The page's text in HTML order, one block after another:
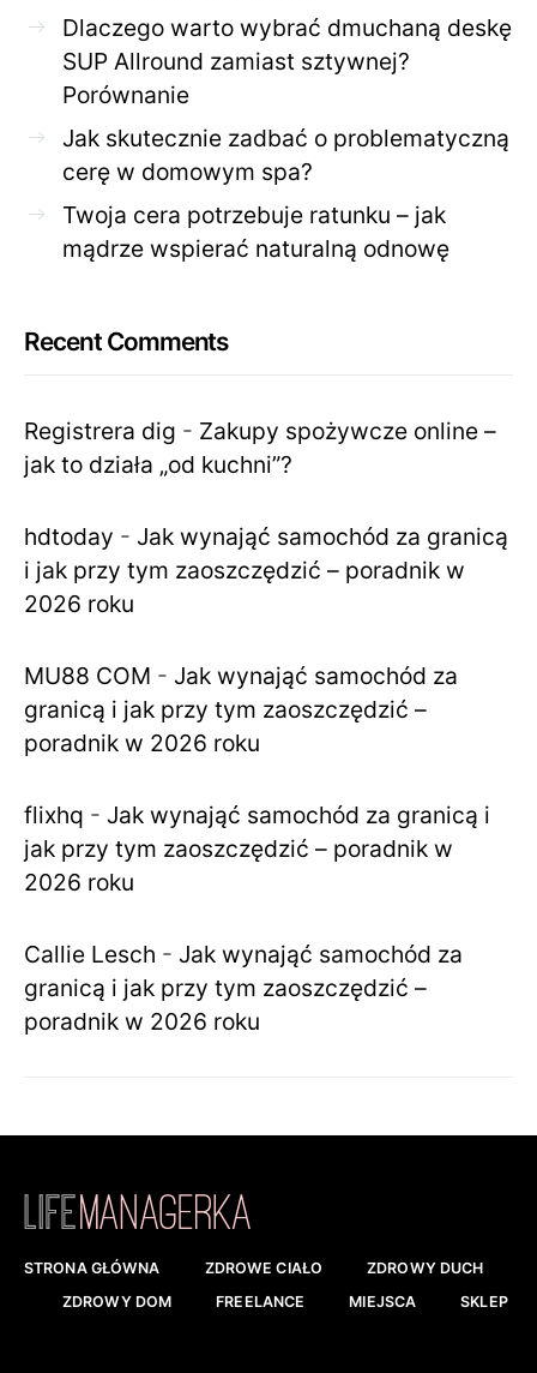
Dlaczego warto wybrać dmuchaną deskę
SUP Allround zamiast sztywnej?
Porównanie
Jak skutecznie zadbać o problematyczną
cerę w domowym spa?
Twoja cera potrzebuje ratunku – jak
mądrze wspierać naturalną odnowę
Recent Comments
Registrera dig - Zakupy spożywcze online –
jak to działa „od kuchni”?
hdtoday - Jak wynająć samochód za granicą
i jak przy tym zaoszczędzić – poradnik w
2026 roku
MU88 COM - Jak wynająć samochód za
granicą i jak przy tym zaoszczędzić –
poradnik w 2026 roku
flixhq - Jak wynająć samochód za granicą i
jak przy tym zaoszczędzić – poradnik w
2026 roku
Callie Lesch - Jak wynająć samochód za
granicą i jak przy tym zaoszczędzić –
poradnik w 2026 roku
STRONA GŁÓWNA ZDROWE CIAŁO
ZDROWY DUCH
ZDROWY DOM
FREELANCE MIEJSCA SKLEP